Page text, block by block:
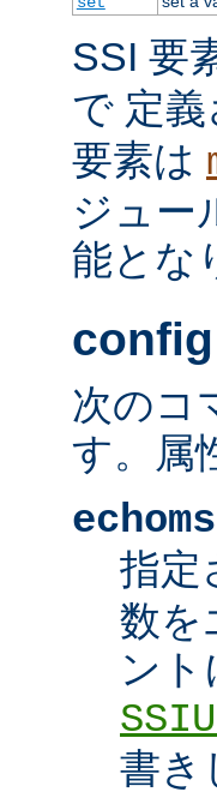
SSI 要
で 定
要素は
ジュー
能とな
次のコ
す。属
指定
数を
ン
書き